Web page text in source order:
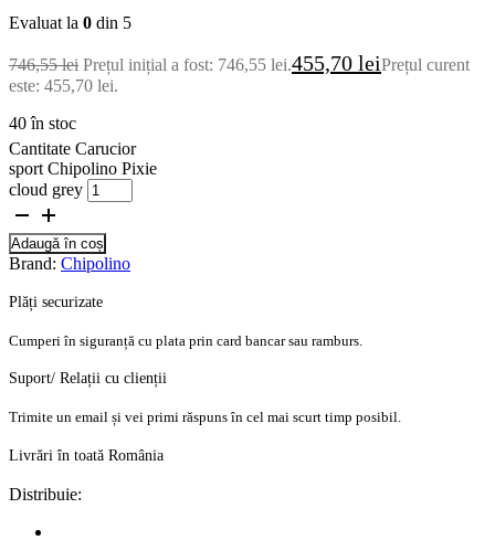
Evaluat la 0 din 5
746,55lei Prețul inițial a fost: 746,55 lei.455,70 leiPrețul curent
este: 455,70 lei.
40 în stoc
Cantitate Carucior
sport Chipolino Pixie
cloud grey
Adaugă în coș
Brand: Chipolino
Plăți securizate
Cumperi în siguranță cu plata prin card bancar sau ramburs.
Suport/ Relații cu clienții
Trimite un email și vei primi răspuns în cel mai scurt timp posibil.
Livrări în toată România
Distribuie: